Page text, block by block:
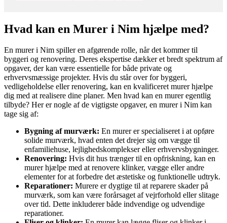
Hvad kan en Murer i Nim hjælpe med?
En murer i Nim spiller en afgørende rolle, når det kommer til
byggeri og renovering. Deres ekspertise dækker et bredt spektrum af
opgaver, der kan være essentielle for både private og
erhvervsmæssige projekter. Hvis du står over for byggeri,
vedligeholdelse eller renovering, kan en kvalificeret murer hjælpe
dig med at realisere dine planer. Men hvad kan en murer egentlig
tilbyde? Her er nogle af de vigtigste opgaver, en murer i Nim kan
tage sig af:
Bygning af murværk: En murer er specialiseret i at opføre
solide murværk, hvad enten det drejer sig om vægge til
enfamiliehuse, lejlighedskomplekser eller erhvervsbygninger.
Renovering: Hvis dit hus trænger til en opfriskning, kan en
murer hjælpe med at renovere klinker, vægge eller andre
elementer for at forbedre det æstetiske og funktionelle udtryk.
Reparationer: Murere er dygtige til at reparere skader på
murværk, som kan være forårsaget af vejrforhold eller slitage
over tid. Dette inkluderer både indvendige og udvendige
reparationer.